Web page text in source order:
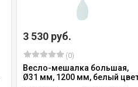
3 530 руб.
(0)
Весло-мешалка большая,
Ø31 мм, 1200 мм, белый